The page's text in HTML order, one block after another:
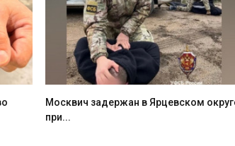
Москвич задержан в Ярцевском
при...